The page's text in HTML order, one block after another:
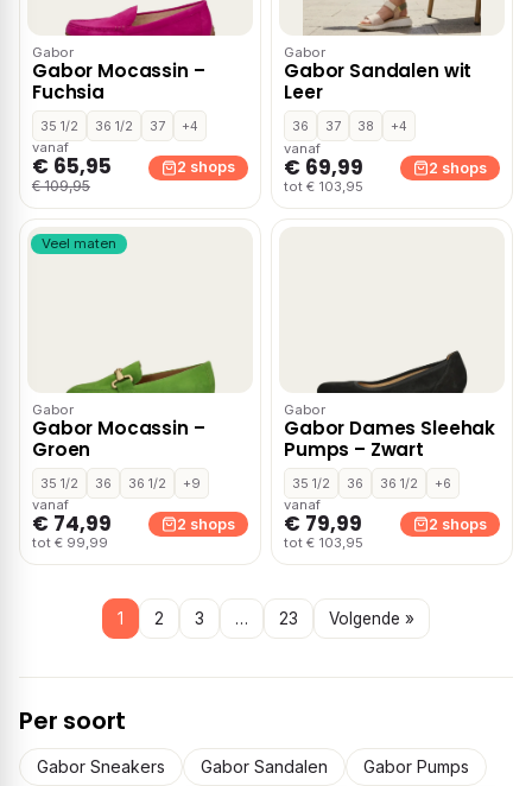
Gabor
Gabor Mocassin –
Fuchsia
35 1/2 36 1/2 37
+4
vanaf
€ 65,95
€ 109,95
2 shops
Gabor
Gabor Sandalen wit
Leer
36 37 38
+4
vanaf
€ 69,99
tot € 103,95
2 shops
Veel maten
Gabor
Gabor Mocassin –
Groen
35 1/2 36 36 1/2
+9
vanaf
€ 74,99
tot € 99,99
2 shops
Gabor
Gabor Dames Sleehak
Pumps – Zwart
35 1/2 36 36 1/2
+6
vanaf
€ 79,99
tot € 103,95
2 shops
1 2 3 … 23 Volgende »
Per soort
Gabor Sneakers Gabor Sandalen
Gabor Pumps